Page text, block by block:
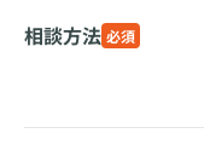
相談方法 必須